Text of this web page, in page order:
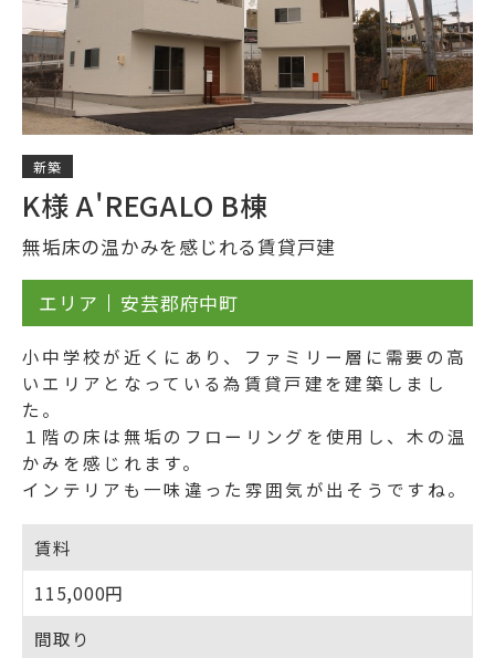
新築
K様 A'REGALO B棟
無垢床の温かみを感じれる賃貸戸建
エリア 安芸郡府中町
小中学校が近くにあり、ファミリー層に需要の高
いエリアとなっている為賃貸戸建を建築しまし
た。
１階の床は無垢のフローリングを使用し、木の温
かみを感じれます。
インテリアも一味違った雰囲気が出そうですね。
賃料
115,000円
間取り